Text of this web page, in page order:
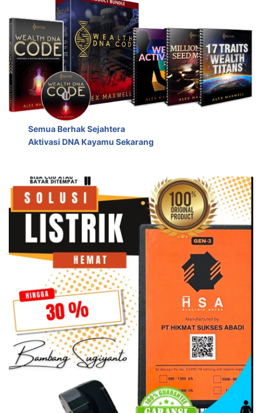
Semua Berhak Sejahtera
Aktivasi DNA Kayamu Sekarang